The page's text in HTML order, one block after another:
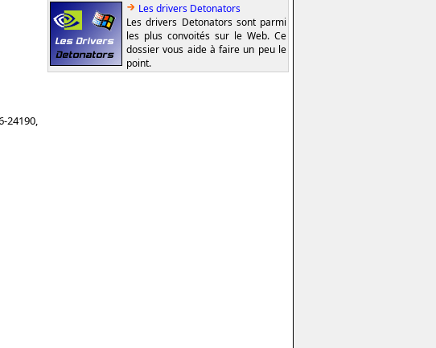
24190,
Les drivers Detonators
Les drivers Detonators sont parmi
les plus convoités sur le Web. Ce
dossier vous aide à faire un peu le
point.